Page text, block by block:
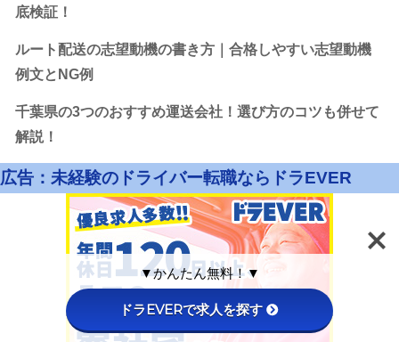
底検証！
ルート配送の志望動機の書き方｜合格しやすい志望動機
例文とNG例
千葉県の3つのおすすめ運送会社！選び方のコツも併せて
解説！
広告：未経験のドライバー転職ならドラEVER
▼かんたん無料！▼
ドラEVERで求人を探す